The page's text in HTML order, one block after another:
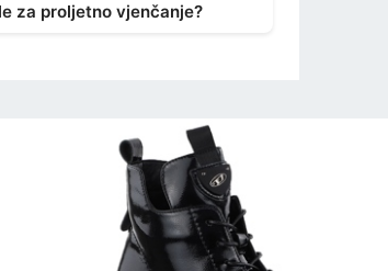
za proljetno vjenčanje?